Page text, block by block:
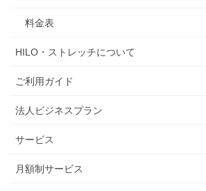
料金表
HILO・ストレッチについて
ご利用ガイド
法人ビジネスプラン
サービス
月額制サービス